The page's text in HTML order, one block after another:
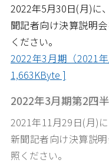
2022年5月30日(月)に
聞記者向け決算説明
ください。
2022年3月期（2021
1,663KByte ]
2022年3月期第2四
2021年11月29日(月)
新聞記者向け決算説
照ください。